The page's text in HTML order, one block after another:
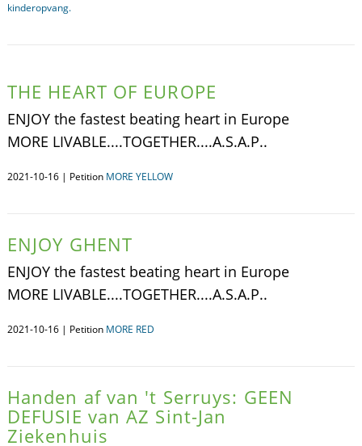
kinderopvang.
THE HEART OF EUROPE
ENJOY the fastest beating heart in Europe
MORE LIVABLE....TOGETHER....A.S.A.P..
2021-10-16 | Petition MORE YELLOW
ENJOY GHENT
ENJOY the fastest beating heart in Europe
MORE LIVABLE....TOGETHER....A.S.A.P..
2021-10-16 | Petition MORE RED
Handen af van 't Serruys: GEEN
DEFUSIE van AZ Sint-Jan
Ziekenhuis